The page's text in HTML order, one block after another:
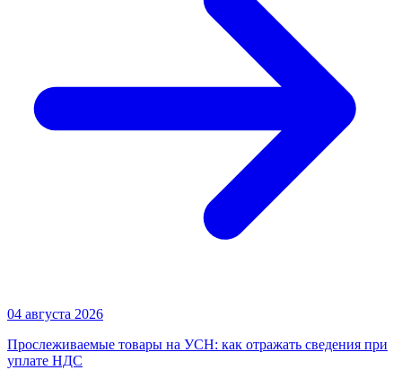
04 августа 2026
Прослеживаемые товары на УСН: как отражать сведения при
уплате НДС